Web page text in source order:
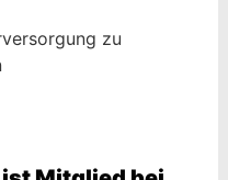
zu